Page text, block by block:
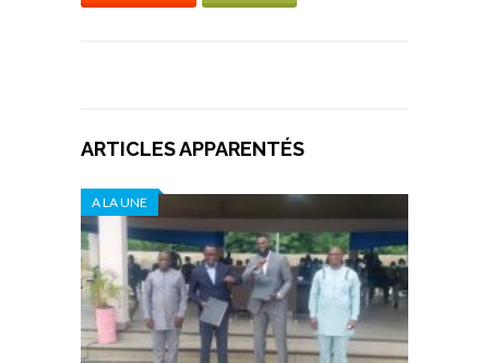
ARTICLES APPARENTÉS
A LA UNE